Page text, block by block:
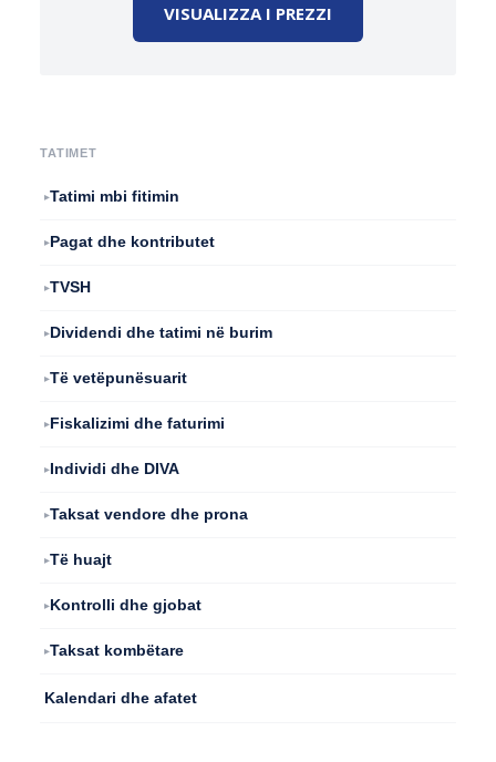
VISUALIZZA I PREZZI
TATIMET
Tatimi mbi fitimin
Pagat dhe kontributet
TVSH
Dividendi dhe tatimi në burim
Të vetëpunësuarit
Fiskalizimi dhe faturimi
Individi dhe DIVA
Taksat vendore dhe prona
Të huajt
Kontrolli dhe gjobat
Taksat kombëtare
Kalendari dhe afatet